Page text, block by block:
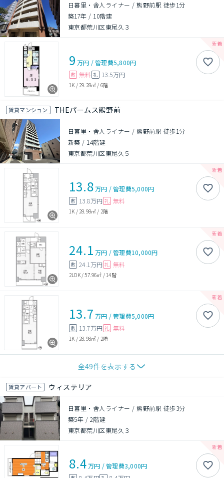
日暮里・舎人ライナー / 熊野前駅 徒歩1分
築17年 / 10階建
東京都荒川区東尾久３
9 万円 /管理費5,800円
敷 無料 礼 13.5万円
1K / 29.28㎡ / 6階
賃貸マンション THEパームス熊野前
日暮里・舎人ライナー / 熊野前駅 徒歩1分
新築 / 14階建
東京都荒川区東尾久５
13.8万円 /管理費5,000円
敷 13.8万円 礼 無料
1K / 28.98㎡ / 2階
24.1 万円 /管理費10,000円
敷 24.1万円 礼 無料
2LDK/57.96㎡ / 14階
13.7 万円 /管理費5,000円
敷 13.7万円 礼 無料
1K / 28.98㎡ / 2階
全49件を表示する
賃貸アパート ウィステリア
日暮里・舎人ライナー / 熊野前駅 徒歩3分
築5年 / 2階建
東京都荒川区東尾久３
8.4万円 /管理費3,000円